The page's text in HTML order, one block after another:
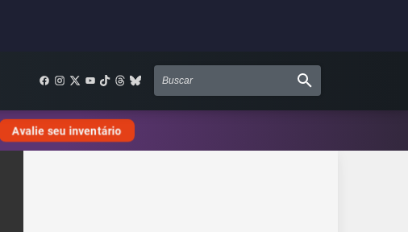
Avalie seu inventário